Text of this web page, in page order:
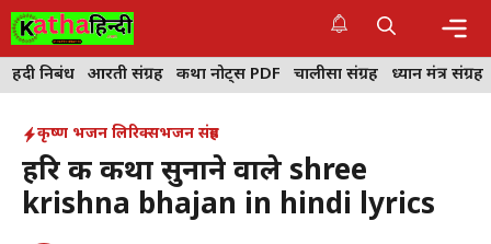
Skip
to
content
हिंदी निबंध आरती संग्रह कथा नोट्स PDF चालीसा संग्रह ध्यान मंत्र संग्रह
कृष्ण भजन लिरिक्सभजन संग्रह
हरि की कथा सुनाने वाले shree
krishna bhajan in hindi lyrics